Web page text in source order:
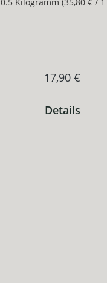
Regulärer
17,90 €
Details